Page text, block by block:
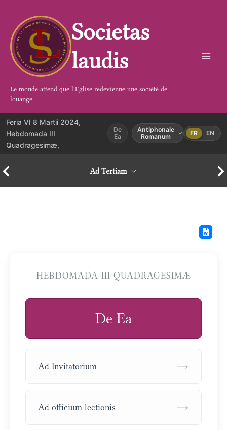
contenu
Societas
laudis
Le monde attend que l'Eglise redevienne une société de
louange
Feria VI 8 Martii 2024,
Hebdomada III
Quadragesimæ,
De
Ea
Antiphonale
Romanum
FR EN
Ad Tertiam
HEBDOMADA III QUADRAGESIMÆ
De Ea
Ad Invitatorium →
Ad officium lectionis →